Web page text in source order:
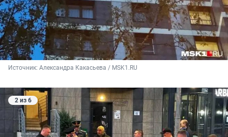
Источник: Александра Какасьева / MSK1.RU
2 из 6